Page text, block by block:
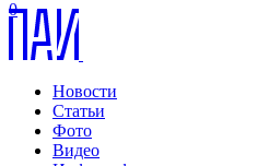
Новости
Статьи
Фото
Видео
0